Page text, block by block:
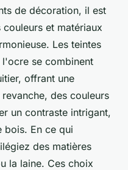
de décoration, il est
et matériaux
Les teintes
se combinent
offrant une
des couleurs
un contraste intrigant,
bois. En ce qui
des matières
la laine. Ces choix